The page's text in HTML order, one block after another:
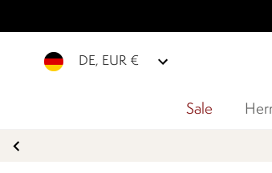
DE, EUR €
Sale